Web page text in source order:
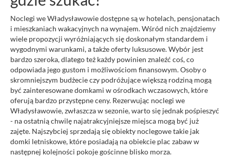
Noclegi we Władysławowie dostępne są w hotelach, pensjonatach
i mieszkaniach wakacyjnych na wynajem. Wśród nich znajdziemy
wiele propozycji wyróżniających się doskonałym standardem i
wygodnymi warunkami, a także oferty luksusowe. Wybór jest
bardzo szeroka, dlatego też każdy powinien znaleźć coś, co
odpowiada jego gustom i możliwościom finansowym. Osoby o
skromniejszym budżecie czy podróżujące większą rodziną mogą
być zainteresowane domkami w ośrodkach wczasowych, które
oferują bardzo przystępne ceny. Rezerwując noclegi we
Władysławowie, zwłaszcza w sezonie, warto się jednak pośpieszyć
- na ostatnią chwilę najatrakcyjniejsze miejsca mogą być już
zajęte. Najszybciej sprzedają się obiekty noclegowe takie jak
domki letniskowe, które posiadają na obiekcie plac zabaw w
następnej kolejności pokoje gościnne blisko morza.